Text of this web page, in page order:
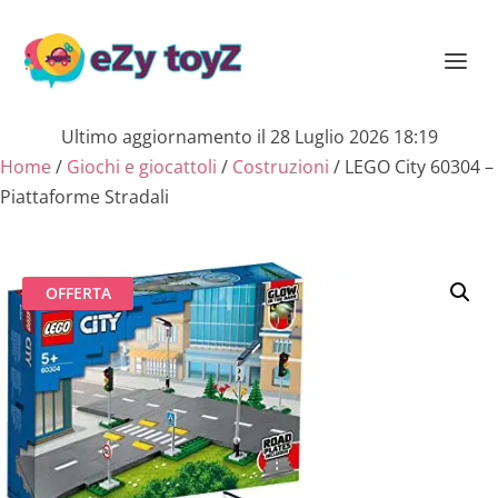
Ultimo aggiornamento il 28 Luglio 2026 18:19
Home/ Giochi e giocattoli / Costruzioni / LEGO City 60304 –
Piattaforme Stradali
OFFERTA